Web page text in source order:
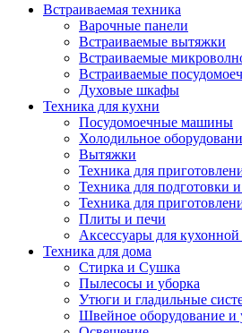
Встраиваемая техника
Варочные панели
Встраиваемые вытяжки
Встраиваемые
Встраиваемые
Духовые шкафы
Техника для кухни
Посудомоечные машины
Холодильное
Вытяжки
Техника для
Техника для подготовки
Техника для
Плиты и печи
Аксессуары для
Техника для дома
Стирка и Сушка
Пылесосы и уборка
Утюги и гладильные
Швейное оборудование и